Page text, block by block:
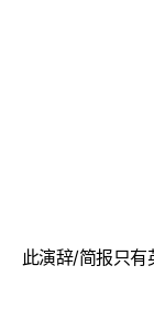
此演辞/简报只有